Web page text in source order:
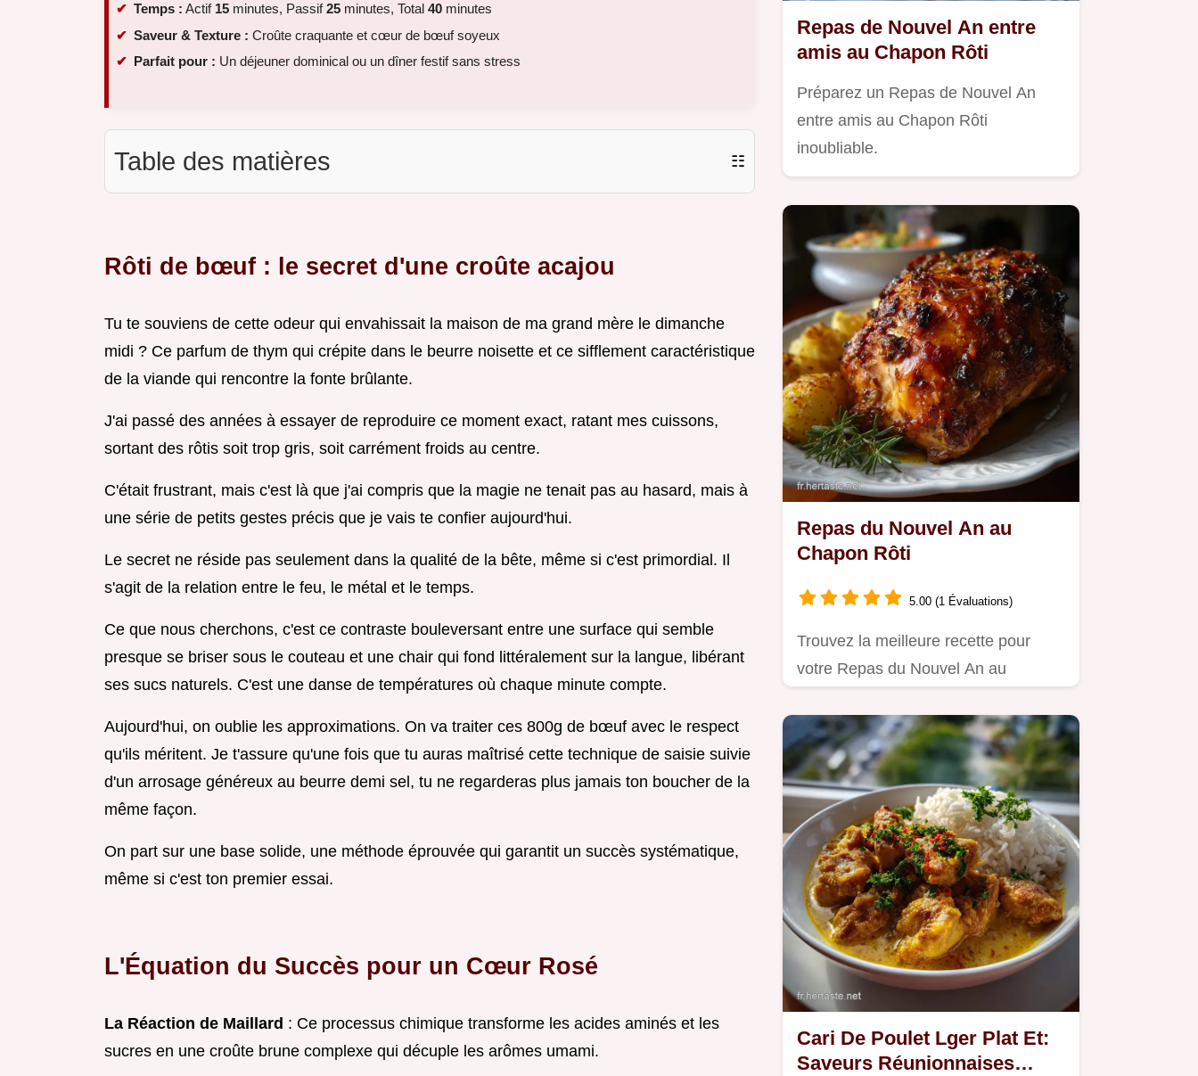
Temps : Actif 15 minutes, Passif25 minutes, Total 40 minutes
Saveur & Texture : Croûte craquante et cœur de bœuf soyeux
Parfait pour : Un déjeuner dominical ou un dîner festif sans stress
Table des matières ☷
Rôti de bœuf : le secret d'une croûte acajou
Tu te souviens de cette odeur qui envahissait la maison de ma grand mère le dimanche
midi ? Ce parfum de thym qui crépite dans le beurre noisette et ce sifflement caractéristique
de la viande qui rencontre la fonte brûlante.
J'ai passé des années à essayer de reproduire ce moment exact, ratant mes cuissons,
sortant des rôtis soit trop gris, soit carrément froids au centre.
C'était frustrant, mais c'est là que j'ai compris que la magie ne tenait pas au hasard, mais à
une série de petits gestes précis que je vais te confier aujourd'hui.
Le secret ne réside pas seulement dans la qualité de la bête, même si c'est primordial. Il
s'agit de la relation entre le feu, le métal et le temps.
Ce que nous cherchons, c'est ce contraste bouleversant entre une surface qui semble
presque se briser sous le couteau et une chair qui fond littéralement sur la langue, libérant
ses sucs naturels. C'est une danse de températures où chaque minute compte.
Aujourd'hui, on oublie les approximations. On va traiter ces 800g de bœuf avec le respect
qu'ils méritent. Je t'assure qu'une fois que tu auras maîtrisé cette technique de saisie suivie
d'un arrosage généreux au beurre demi sel, tu ne regarderas plus jamais ton boucher de la
même façon.
On part sur une base solide, une méthode éprouvée qui garantit un succès systématique,
même si c'est ton premier essai.
L'Équation du Succès pour un Cœur Rosé
La Réaction de Maillard : Ce processus chimique transforme les acides aminés et les
sucres en une croûte brune complexe qui décuple les arômes umami.
Repas de Nouvel An entre
amis au Chapon Rôti
Préparez un Repas de Nouvel An
entre amis au Chapon Rôti
inoubliable.
Repas du Nouvel An au
Chapon Rôti
5.00 (1 Évaluations)
Trouvez la meilleure recette pour
votre Repas du Nouvel An au
Cari De Poulet Lger Plat Et:
Saveurs Réunionnaises